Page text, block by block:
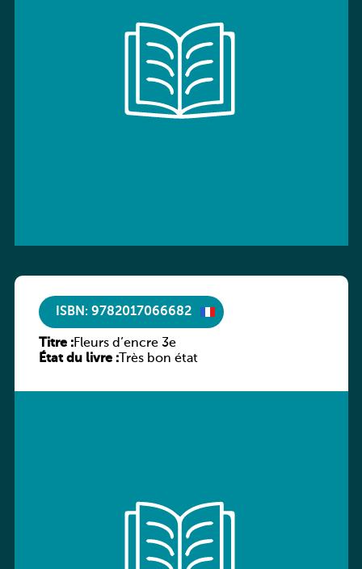
ISBN: 9782017066682
Titre :Fleurs d’encre 3e
État du livre :Très bon état